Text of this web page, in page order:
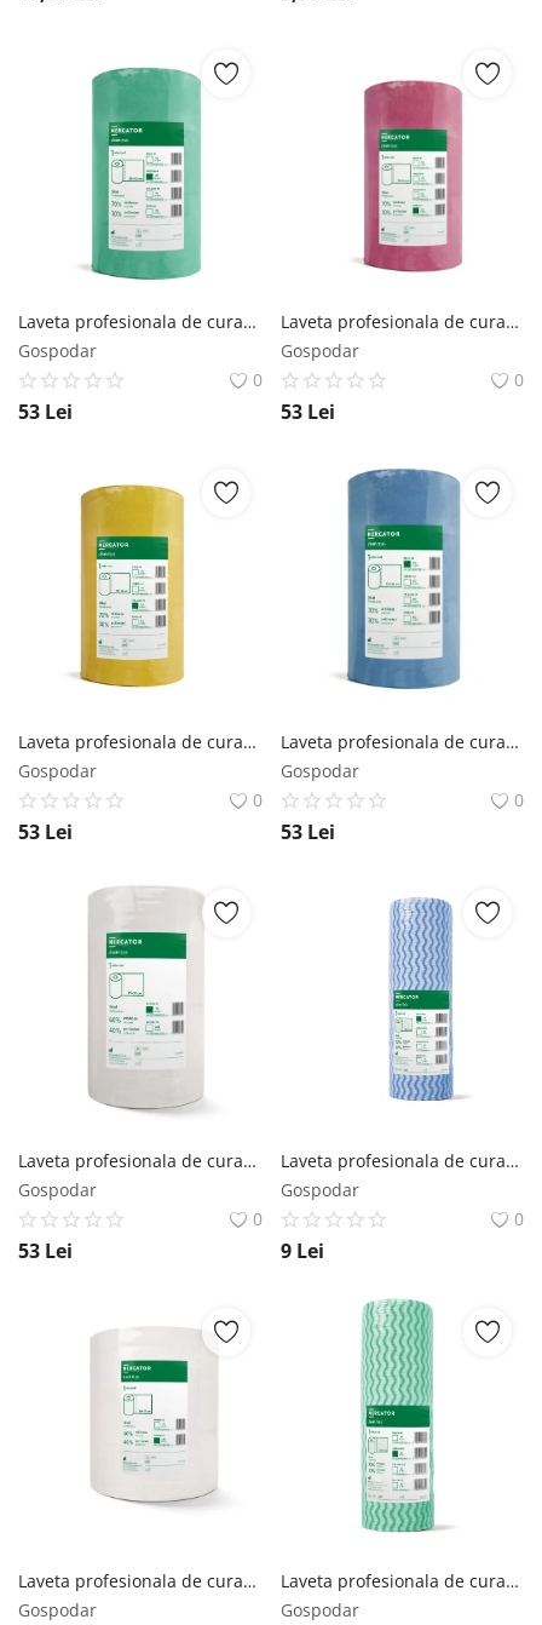
Laveta profesionala de curatare Clean Max 44 m/ rola Verde Mercator Medical
Gospodar
0
53 Lei
Laveta profesionala de curatare Clean Max 44 m/ rola Roz Mercator Medical
Gospodar
0
53 Lei
Laveta profesionala de curatare Clean Max 44 m/ rola Galben Mercator Medical
Gospodar
0
53 Lei
Laveta profesionala de curatare Clean Max 44 m/ rola Albastru Mercator Medical
Gospodar
0
53 Lei
Laveta profesionala de curatare Clean Max 44 m/ rola Alb Mercator Medical
Gospodar
0
53 Lei
Laveta profesionala de curatare Clean Fala a '25 buc/ rola Albastru Mercator Medical
Gospodar
0
9 Lei
Laveta profesionala de curatare Clean Max 175 m/ rola Alb Mercator Medical
Gospodar
Laveta profesionala de curatare Clean Fala a'25 culoare verde 25 pcs. Mercator Medical
Gospodar